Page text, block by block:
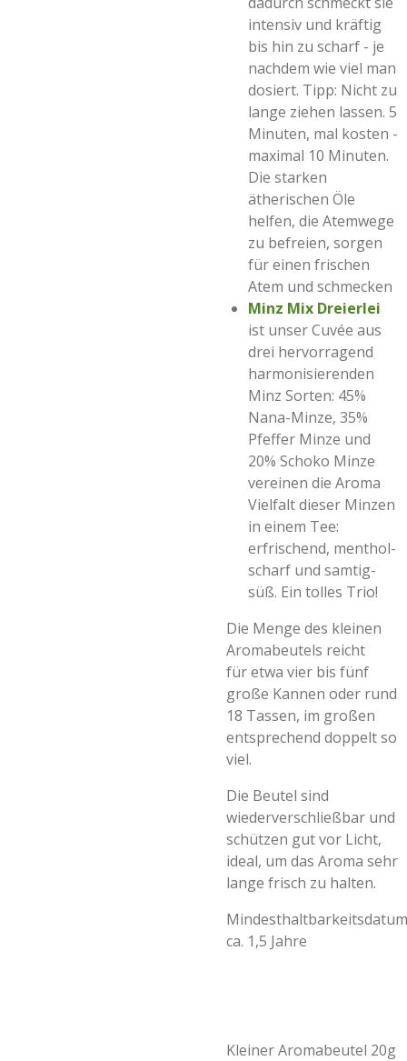
intensiv und kräftig
bis hin zu scharf - je
nachdem wie viel man
dosiert. Tipp: Nicht zu
lange ziehen lassen. 5
Minuten, mal kosten -
maximal 10 Minuten.
Die starken
ätherischen Öle
helfen, die Atemwege
zu befreien, sorgen
für einen frischen
Atem und schmecken
Minz Mix Dreierlei
ist unser Cuvée aus
drei hervorragend
harmonisierenden
Minz Sorten: 45%
Nana-Minze, 35%
Pfeffer Minze und
20% Schoko Minze
vereinen die Aroma
Vielfalt dieser Minzen
in einem Tee:
erfrischend, menthol-
scharf und samtig-
süß. Ein tolles Trio!
Die Menge des kleinen
Aromabeutels reicht
für etwa vier bis fünf
große Kannen oder rund
18 Tassen, im großen
entsprechend doppelt so
viel.
Die Beutel sind
wiederverschließbar und
schützen gut vor Licht,
ideal, um das Aroma sehr
lange frisch zu halten.
ca. 1,5 Jahre
Kleiner Aromabeutel 20g